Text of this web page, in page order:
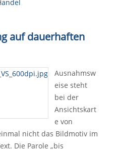
auf dauerhaften
Ausnahmsw
eise steht
bei der
Ansichtskart
e von
nicht das Bildmotiv im
Die Parole „bis